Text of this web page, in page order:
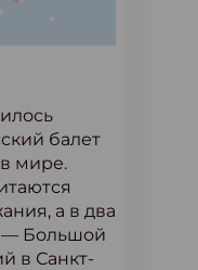
балет
мире.
а в два
— Большой
в Санкт-